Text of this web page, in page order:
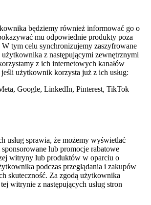
będziemy również informować go o
mu odpowiednie produkty poza
W tym celu synchronizujemy zaszyfrowane
użytkownika z następującymi zewnętrznymi
z ich internetowych kanałów
użytkownik korzysta już z ich usług:
Google, LinkedIn, Pinterest, TikTok
usług sprawia, że możemy wyświetlać
lub promocje rabatowe
witryny lub produktów w oparciu o
podczas przeglądania i zakupów
skuteczność. Za zgodą użytkownika
witrynie z następujących usług stron